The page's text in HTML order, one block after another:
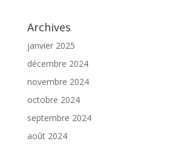
Archives
janvier 2025
décembre 2024
novembre 2024
octobre 2024
septembre 2024
août 2024